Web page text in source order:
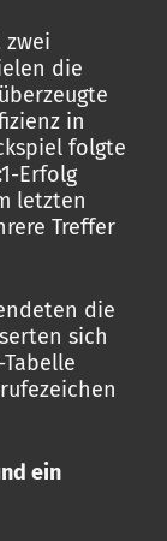
zwei
die
in
folgte
Erfolg
letzten
Treffer
die
sich
ein